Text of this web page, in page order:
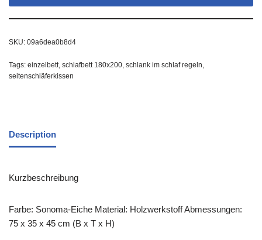
SKU: 09a6dea0b8d4
Tags: einzelbett, schlafbett 180x200, schlank im schlaf regeln,
seitenschläferkissen
Description
Kurzbeschreibung
Farbe: Sonoma-Eiche Material: Holzwerkstoff Abmessungen:
75 x 35 x 45 cm (B x T x H)